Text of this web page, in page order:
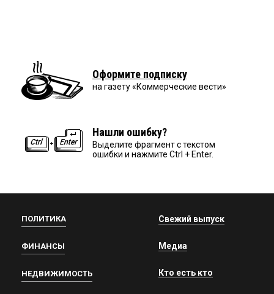
Оформите подписку
на газету «Коммерческие вести»
Нашли ошибку?
Выделите фрагмент с текстом
ошибки и нажмите Ctrl + Enter.
ПОЛИТИКА
ФИНАНСЫ
НЕДВИЖИМОСТЬ
Свежий выпуск
Медиа
Кто есть кто